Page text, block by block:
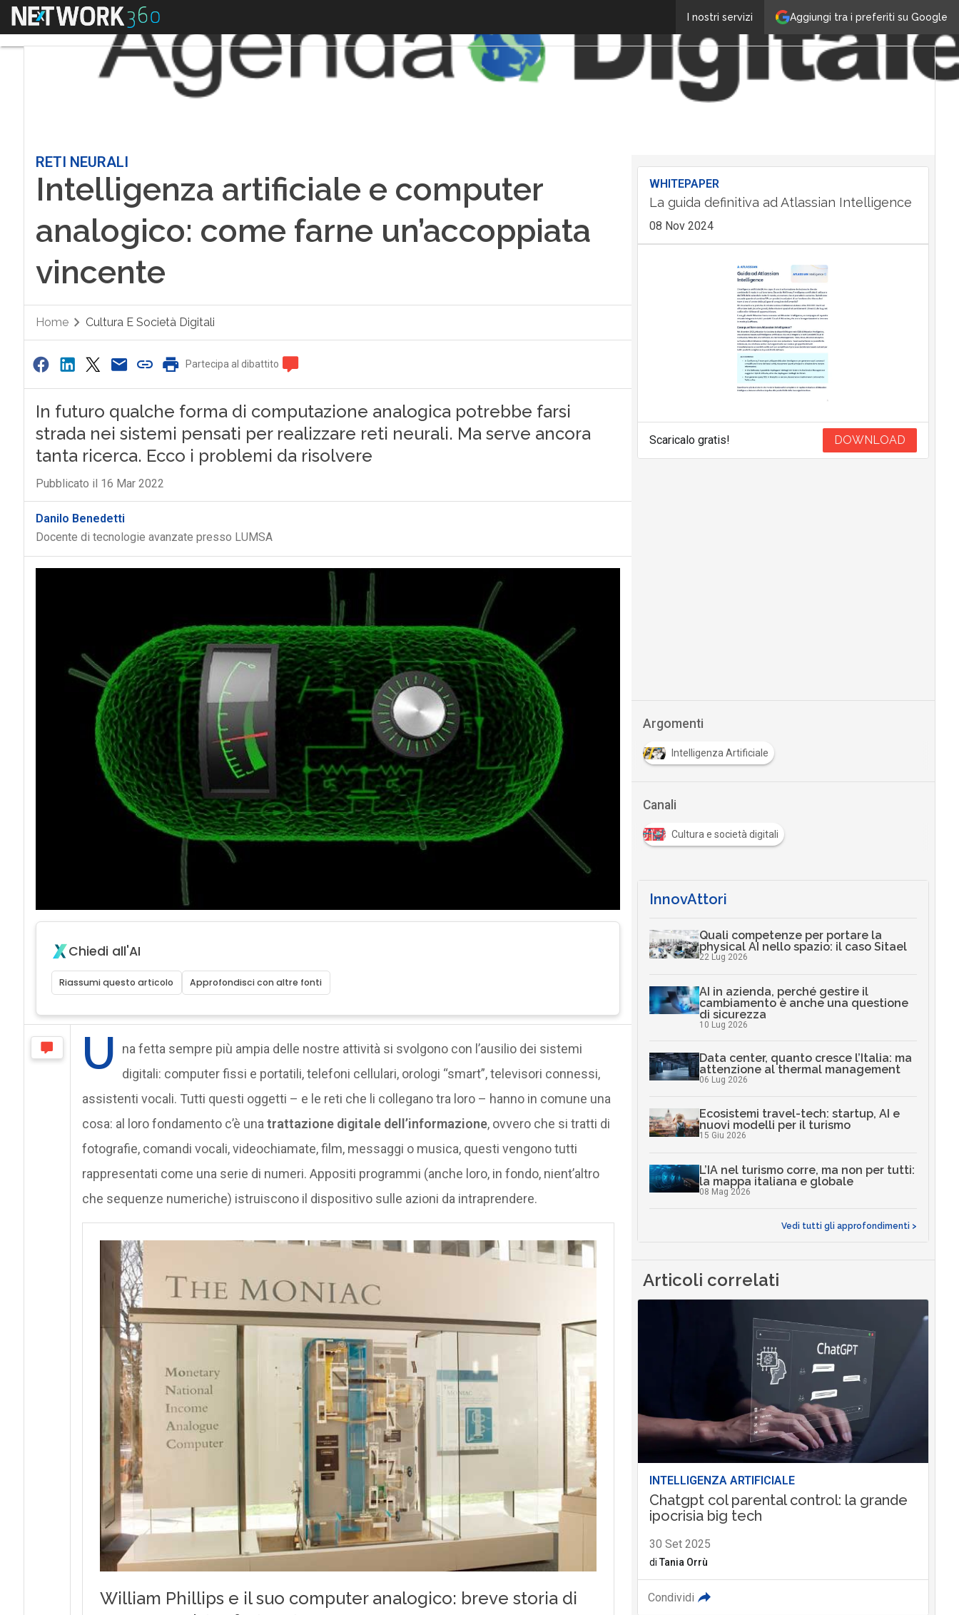
Aggiungi tra i preferiti su Google
I nostri servizi
Menu
RETI NEURALI
Intelligenza artificiale e computer
analogico: come farne un’accoppiata
vincente
Home Cultura E Società Digitali
Partecipa al dibattito
In futuro qualche forma di computazione analogica potrebbe farsi
strada nei sistemi pensati per realizzare reti neurali. Ma serve ancora
tanta ricerca. Ecco i problemi da risolvere
Pubblicato il 16 Mar 2022
Danilo Benedetti
Docente di tecnologie avanzate presso LUMSA
Chiedi all'AI
Riassumi questo articolo Approfondisci con altre fonti
U
na fetta sempre più ampia delle nostre attività si svolgono con l’ausilio dei sistemi
digitali: computer fissi e portatili, telefoni cellulari, orologi “smart”, televisori connessi,
assistenti vocali. Tutti questi oggetti – e le reti che li collegano tra loro – hanno in comune una
cosa: al loro fondamento c’è una trattazione digitale dell’informazione, ovvero che si tratti di
fotografie, comandi vocali, videochiamate, film, messaggi o musica, questi vengono tutti
rappresentati come una serie di numeri. Appositi programmi (anche loro, in fondo, nient’altro
che sequenze numeriche) istruiscono il dispositivo sulle azioni da intraprendere.
WHITEPAPER
La guida definitiva ad Atlassian Intelligence
08 Nov 2024
Scaricalo gratis! DOWNLOAD
Argomenti
Intelligenza Artificiale
Canali
Cultura e società digitali
InnovAttori
Quali competenze per portare la
physical AI nello spazio: il caso Sitael
22 Lug 2026
AI in azienda, perché gestire il
cambiamento è anche una questione
di sicurezza
10 Lug 2026
Data center, quanto cresce l’Italia: ma
attenzione al thermal management
06 Lug 2026
Ecosistemi travel-tech: startup, AI e
nuovi modelli per il turismo
15 Giu 2026
L’IA nel turismo corre, ma non per tutti:
la mappa italiana e globale
08 Mag 2026
Vedi tutti gli approfondimenti >
Articoli correlati
INTELLIGENZA ARTIFICIALE
Chatgpt col parental control: la grande
ipocrisia big tech
30 Set 2025
di Tania Orrù
Condividi